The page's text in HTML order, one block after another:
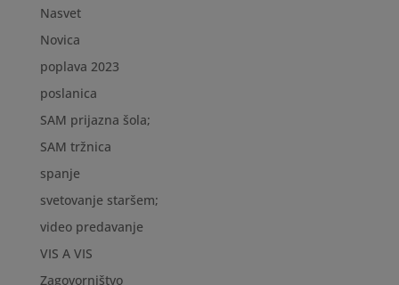
Nasvet
Novica
poplava 2023
poslanica
SAM prijazna šola;
SAM tržnica
spanje
svetovanje staršem;
video predavanje
VIS A VIS
Zagovorništvo